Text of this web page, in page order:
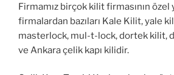
Firmamız birçok kilit firmasının
firmalardan bazıları Kale Kilit, yale
masterlock, mul-t-lock, dortek kilit,
ve Ankara çelik kapı kilidir.